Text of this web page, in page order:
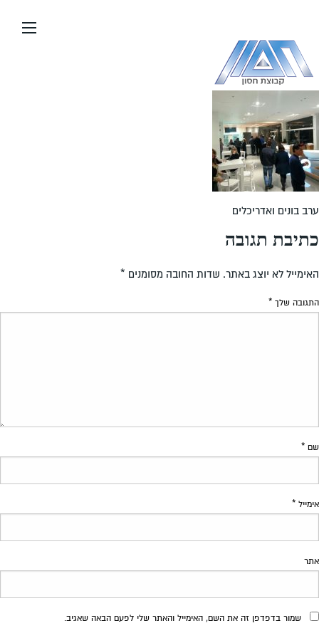
העמוד
ערב בונים ואדריכלים
כתיבת תגובה
האימייל לא יוצג באתר. שדות החובה מסומנים *
התגובה שלך *
שם *
אימייל *
אתר
שמור בדפדפן זה את השם, האימייל והאתר שלי לפעם הבאה שאגיב.